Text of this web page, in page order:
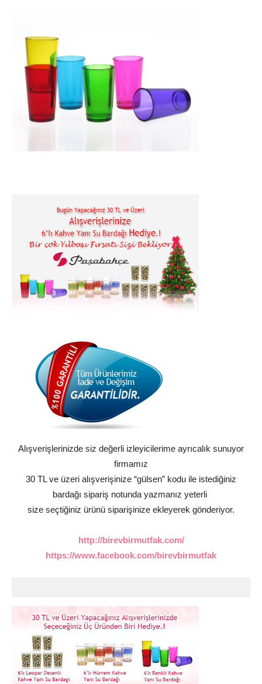
Alışverişlerinizde siz değerli izleyicilerime ayrıcalık sunuyor
firmamız
30 TL ve üzeri alışverişinize “gülsen” kodu ile istediğiniz
bardağı sipariş notunda yazmanız yeterli
size seçtiğiniz ürünü siparişinize ekleyerek gönderiyor.
http://birevbirmutfak.com/
https://www.facebook.com/birevbirmutfak